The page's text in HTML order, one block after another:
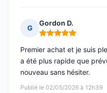
G
Gordon D.
Note : 5 sur 5
Publié le 02/05/2026 à 12h39
Premier achat et je suis
a été plus rapide que
nouveau sans hésiter.